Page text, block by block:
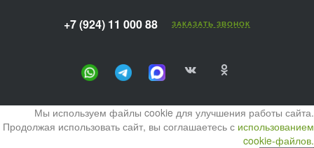
+7 (924) 11 000 88 ЗАКАЗАТЬ ЗВОНОК
Мы используем файлы cookie для улучшения работы сайта.
Продолжая использовать сайт, вы соглашаетесь с использованием
cookie-файлов.